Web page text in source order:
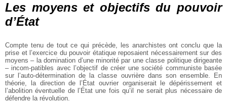
Les moyens et objectifs du pouvoir
d’État
Compte tenu de tout ce qui précède, les anarchistes ont conclu que la
prise et l’exercice du pouvoir étatique reposaient nécessairement sur des
moyens – la domination d’une minorité par une classe politique dirigeante
– incom-patibles avec l’objectif de créer une société communiste basée
sur l’auto-détermination de la classe ouvrière dans son ensemble. En
théorie, la direction de l’État ouvrier organiserait le dépérissement et
l’abolition éventuelle de l’État une fois qu’il ne serait plus nécessaire de
défendre la révolution.